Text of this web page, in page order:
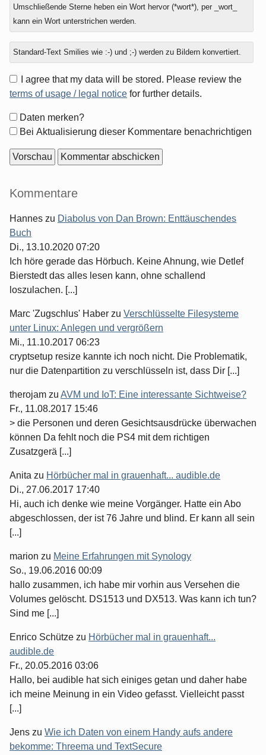
Umschließende Sterne heben ein Wort hervor (*wort*), per _wort_
kann ein Wort unterstrichen werden.
Standard-Text Smilies wie :-) und ;-) werden zu Bildern konvertiert.
I agree that my data will be stored. Please review the
terms of usage / legal notice for further details.
Formular-
Optionen
Daten merken?
Bei Aktualisierung dieser Kommentare benachrichtigen
Seitenleiste
Kommentare
Hannes zu Diabolus von Dan Brown: Enttäuschendes
Buch
Di., 13.10.2020 07:20
Ich höre gerade das Hörbuch. Keine Ahnung, wie Detlef
Bierstedt das alles lesen kann, ohne schallend
loszulachen. [...]
Marc 'Zugschlus' Haber zu Verschlüsselte Filesysteme
unter Linux: Anlegen und vergrößern
Mi., 11.10.2017 06:23
cryptsetup resize kannte ich noch nicht. Die Problematik,
nur die Datenpartition zu verschlüsseln ist, dass Dir [...]
therojam zu AVM und IoT: Eine interessante Sichtweise?
Fr., 11.08.2017 15:46
> die Personen und deren Gesichtsausdrücke überwachen
können Da fehlt noch die PS4 mit dem richtigen
Zusatzgerä [...]
Anita zu Hörbücher mal in grauenhaft... audible.de
Di., 27.06.2017 17:40
Hi, auch ich denke wie meine Vorgänger. Hatte ein Abo
abgeschlossen, der ist 76 Jahre und blind. Er kann all sein
[...]
marion zu Meine Erfahrungen mit Synology
So., 19.06.2016 00:09
hallo zusammen, ich habe mir vorhin aus Versehen die
Volumes gelöscht. DS1513 und DX513. Was kann ich tun?
Sind me [...]
Enrico Schütze zu Hörbücher mal in grauenhaft...
audible.de
Fr., 20.05.2016 03:06
Hallo, bei audible hat sich einiges getan und daher habe
ich meine Meinung in ein Video gefasst. Vielleicht passt
[...]
Jens zu Wie ich Daten von einem Handy aufs andere
bekomme: Threema und TextSecure